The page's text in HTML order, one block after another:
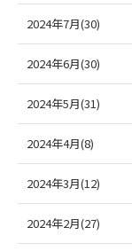
2024年7月(30)
2024年6月(30)
2024年5月(31)
2024年4月(8)
2024年3月(12)
2024年2月(27)